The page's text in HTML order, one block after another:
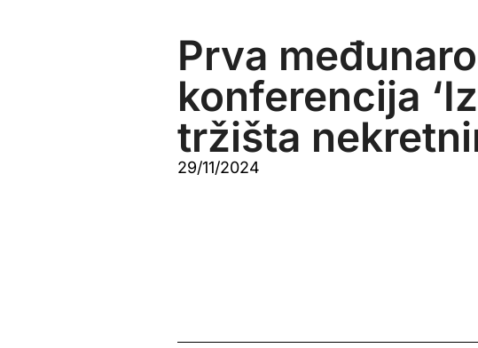
Prva
konferencija
tržišta
29/11/2024